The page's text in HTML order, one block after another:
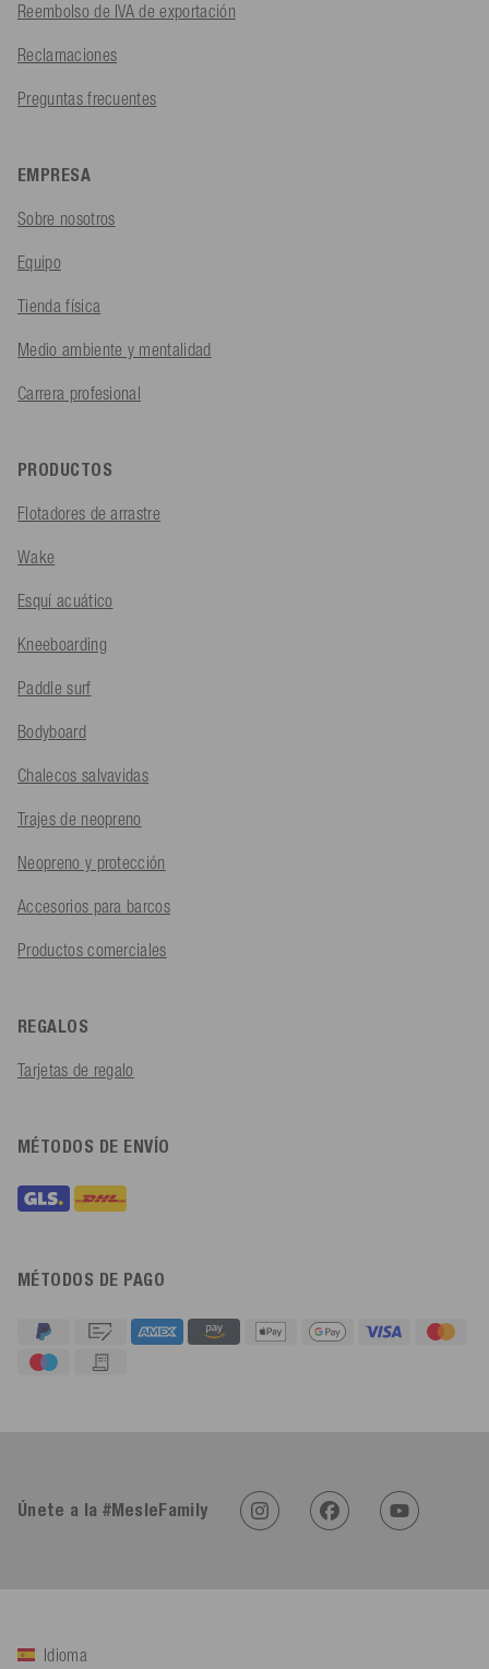
Reembolso de IVA de exportación
Reclamaciones
Preguntas frecuentes
EMPRESA
Sobre nosotros
Equipo
Tienda física
Medio ambiente y mentalidad
Carrera profesional
PRODUCTOS
Flotadores de arrastre
Wake
Esquí acuático
Kneeboarding
Paddle surf
Bodyboard
Chalecos salvavidas
Trajes de neopreno
Neopreno y protección
Accesorios para barcos
Productos comerciales
REGALOS
Tarjetas de regalo
MÉTODOS DE ENVÍO
MÉTODOS DE PAGO
Únete a la #MesleFamily
Idioma
Sehr gut 👍 Sehr zufrieden
Facebook
5/8/2026